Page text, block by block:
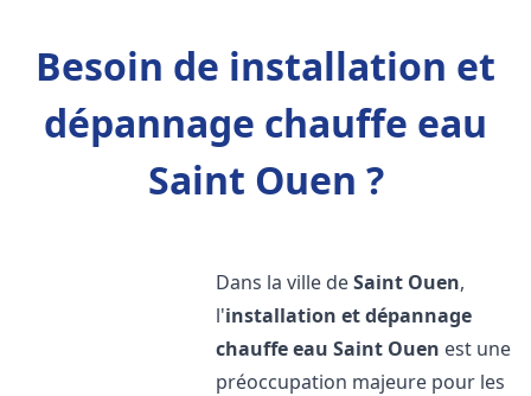
Besoin de installation et
dépannage chauffe eau
Saint Ouen ?
Dans la ville deSaint Ouen,
l'installation et dépannage
chauffe eau Saint Ouen est une
préoccupation majeure pour les